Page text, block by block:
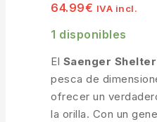
64.99€ IVA incl.
1 disponibles
El Saenger
pesca de
ofrecer un
la orilla. Con un